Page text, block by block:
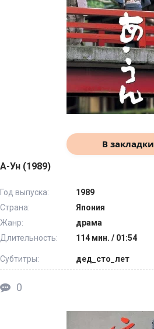
В закладки
А-Ун (1989)
Год выпуска:
1989
Страна:
Япония
Жанр:
драма
Длительность:
114 мин. / 01:54
Субтитры: дед_сто_лет
0